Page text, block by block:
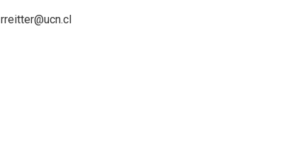
rreitter@ucn.cl